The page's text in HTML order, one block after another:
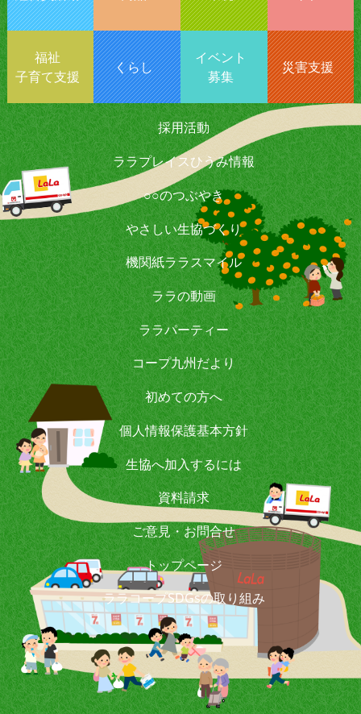
福祉
子育て支援
くらし
イベント
募集
災害支援
採用活動
ララプレイスひうみ情報
○○のつぶやき
やさしい生協づくり
機関紙ララスマイル
ララの動画
ララパーティー
コープ九州だより
初めての方へ
個人情報保護基本方針
生協へ加入するには
資料請求
ご意見・お問合せ
トップページ
ララコープSDGsの取り組み